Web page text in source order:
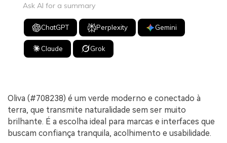
Ask AI for a summary
ChatGPT Perplexity Gemini
Claude Grok
Oliva (#708238) é um verde moderno e conectado à
terra, que transmite naturalidade sem ser muito
brilhante. É a escolha ideal para marcas e interfaces que
buscam confiança tranquila, acolhimento e usabilidade.